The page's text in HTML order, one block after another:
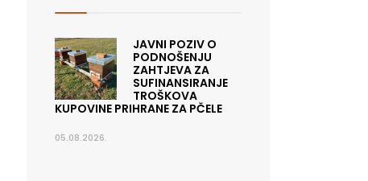
JAVNI POZIV O
PODNOŠENJU
ZAHTJEVA ZA
SUFINANSIRANJE
TROŠKOVA
KUPOVINE PRIHRANE ZA PČELE
05.08.2026.